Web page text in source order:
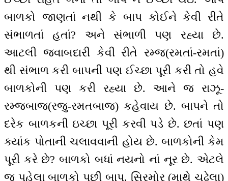
બાળકો જાણતાં નથી કે બાપ કોઈને કેવી રીતે
સંભાળતાં હતાં? અને સંભાળી પણ રહ્યા છે.
આટલી જવાબદારી કેવી રીતે રમ્જ(રમતાં-રમતાં)
થી સંભાળ કરી બાપની પણ ઈચ્છા પૂરી કરી તો હવે
બાળકોની પણ કરી રહ્યા છે. આને જ રાઝૂ-
રમ્જબાજ(રજુ-રમતબાજ) કહેવાય છે. બાપને તો
દરેક બાળકની ઇચ્છા પૂરી કરવી પડે છે. છતાં પણ
ક્યાંક પોતાની ચલાવવાની હોય છે. બાળકોની કેમ
પૂરી કરે છે? બાળકો બધાં નયનો નાં નૂર છે. એટલે
જ પહેલા બાળકો પછી બાપ. સિરમોર (માથે ચઢેલા)